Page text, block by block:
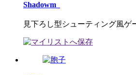
Shadowm_
見下ろし型シューティング風ゲ